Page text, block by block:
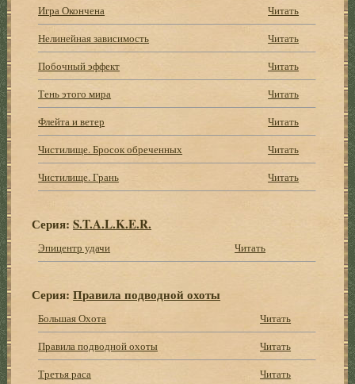
Игра Окончена
Читать
Нелинейная зависимость
Читать
Побочный эффект
Читать
Тень этого мира
Читать
Флейта и ветер
Читать
Чистилище. Бросок обреченных
Читать
Чистилище. Грань
Читать
Серия:S.T.A.L.K.E.R.
Эпицентр удачи Читать
Серия:Правила подводной охоты
Большая Охота
Читать
Правила подводной охоты
Читать
Третья раса
Читать